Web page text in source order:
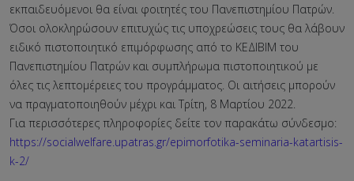
εκπαιδευόμενοι θα είναι φοιτητές του Πανεπιστημίου Πατρών.
Όσοι ολοκληρώσουν επιτυχώς τις υποχρεώσεις τους θα λάβουν
ειδικό πιστοποιητικό επιμόρφωσης από το ΚΕΔΙΒΙΜ του
Πανεπιστημίου Πατρών και συμπλήρωμα πιστοποιητικού με
όλες τις λεπτομέρειες του προγράμματος. Οι αιτήσεις μπορούν
να πραγματοποιηθούν μέχρι και Τρίτη, 8 Μαρτίου 2022.
Για περισσότερες πληροφορίες δείτε τον παρακάτω σύνδεσμο:
https://socialwelfare.upatras.gr/epimorfotika-seminaria-katartisis-
k-2/